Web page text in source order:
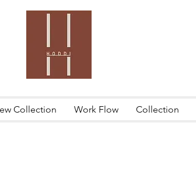
Collection Work Flow Collection